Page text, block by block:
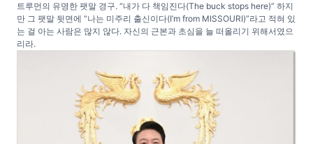
트루먼의 유명한 팻말 경구. “내가 다 책임진다(The buck stops here)” 하지
만 그 팻말 뒷면에 “나는 미주리 출신이다(I’m from MISSOURI)”라고 적혀 있
는 걸 아는 사람은 많지 않다. 자신의 근본과 초심을 늘 떠올리기 위해서였으
리라.